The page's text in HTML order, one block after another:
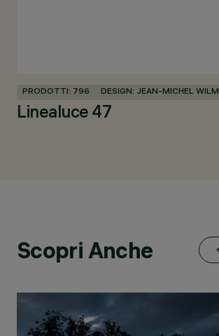
PRODOTTI: 796 DESIGN: JEAN-MICHEL
Linealuce 47
Scopri Anche